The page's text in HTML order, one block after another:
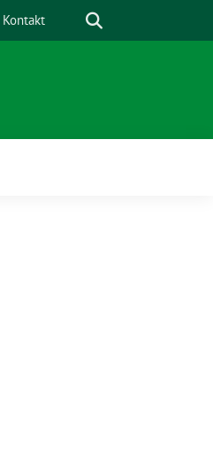
Kontakt Suche